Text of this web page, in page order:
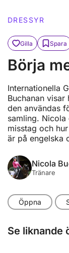
DRESSYR
Gilla Spara
Börja
Internationella
Buchanan
den användas
samling.
misstag och
är på engelska
Nicola
Tränare
Öppna
Se liknande